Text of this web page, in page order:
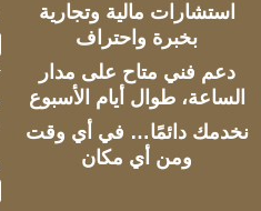
استشارات مالية وتجارية
بخبرة واحتراف
دعم فني متاح على مدار
الساعة، طوال أيام الأسبوع
نخدمك دائمًا… في أي وقت
ومن أي مكان